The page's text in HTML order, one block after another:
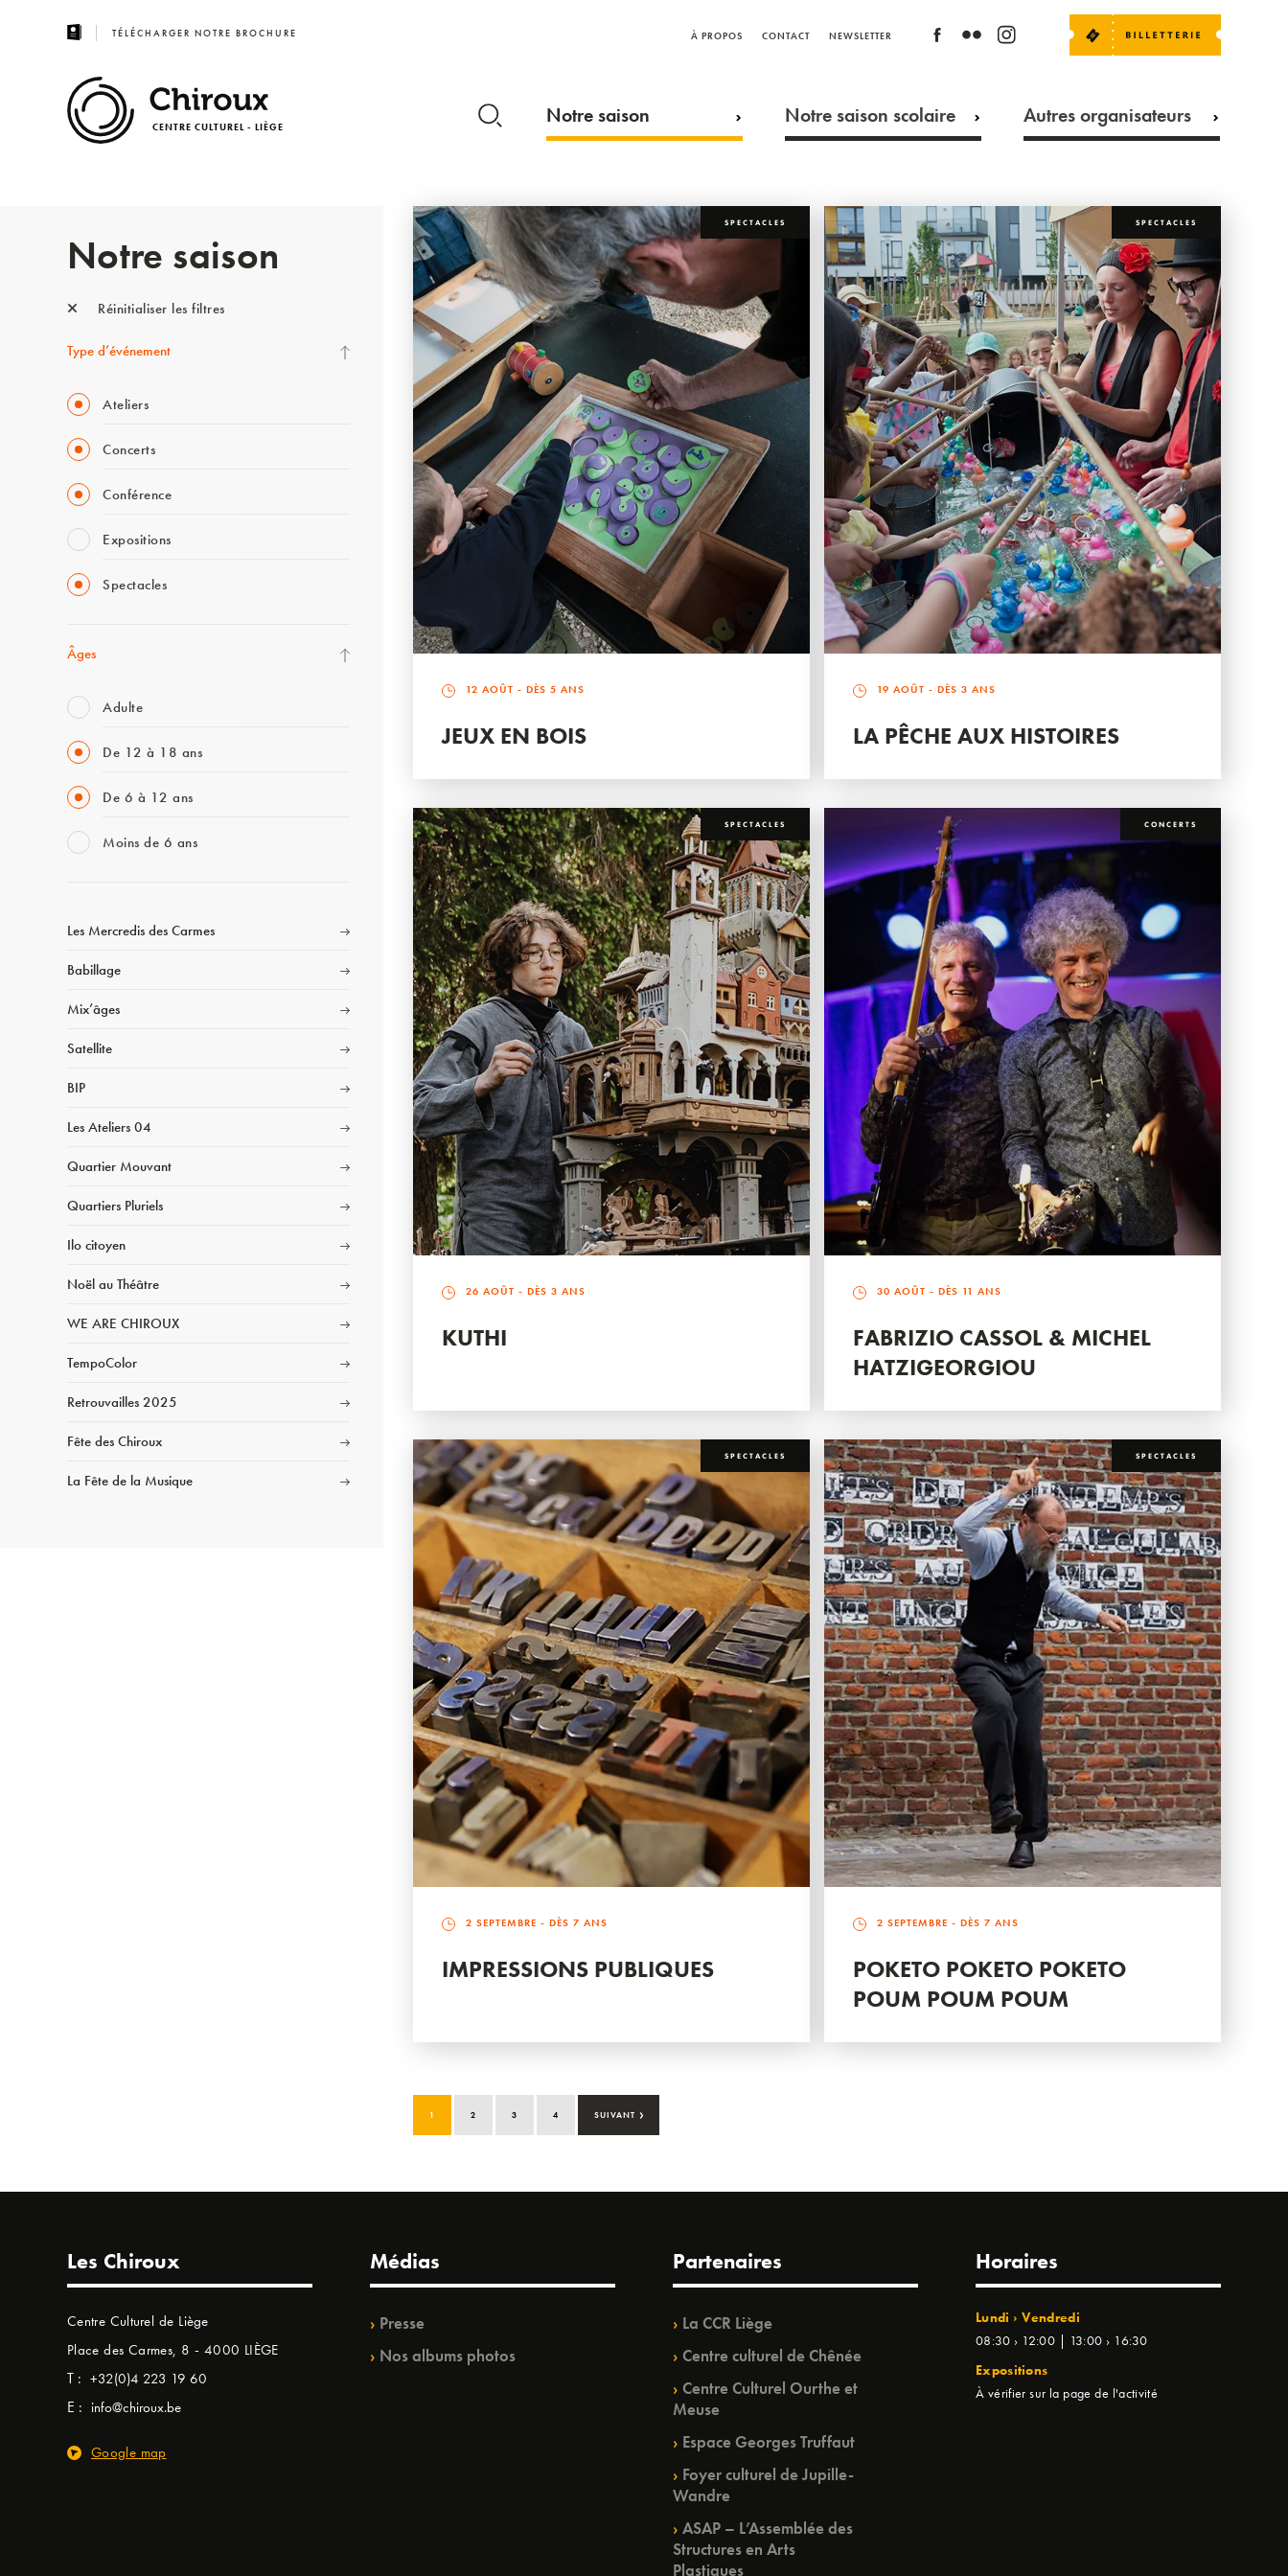
TÉLÉCHARGER NOTRE BROCHURE À PROPOS CONTACT NEWSLETTER
CENTRE CULTUREL - LIÈGE Notre saison Notre saison scolaire Autres organisateurs
Notre saison
Réinitialiser les filtres
Type d’événement
Ateliers
Concerts
Conférence
Expositions
Spectacles
Âges
Adulte
De 12 à 18 ans
De 6 à 12 ans
Moins de 6 ans
Les Mercredis des Carmes
Babillage
Mix’âges
Satellite
BIP
Les Ateliers 04
Quartier Mouvant
Quartiers Pluriels
Ilo citoyen
Noël au Théâtre
WE ARE CHIROUX
TempoColor
Retrouvailles 2025
Fête des Chiroux
La Fête de la Musique
SPECTACLES
12 AOÛT - DÈS 5 ANS
JEUX EN BOIS
SPECTACLES
19 AOÛT - DÈS 3 ANS
LA PÊCHE AUX HISTOIRES
SPECTACLES
26 AOÛT - DÈS 3 ANS
KUTHI
CONCERTS
30 AOÛT - DÈS 11 ANS
FABRIZIO CASSOL & MICHEL
HATZIGEORGIOU
SPECTACLES
2 SEPTEMBRE - DÈS 7 ANS
IMPRESSIONS PUBLIQUES
SPECTACLES
2 SEPTEMBRE - DÈS 7 ANS
POKETO POKETO POKETO
POUM POUM POUM
1 2 3 4 SUIVANT ›
Les Chiroux
Centre Culturel de Liège
Place des Carmes, 8 - 4000 LIÈGE
T : +32(0)4 223 19 60
E : info@chiroux.be
Google map
Médias
Presse
Nos albums photos
Partenaires
La CCR Liège
Centre culturel de Chênée
Centre Culturel Ourthe et
Meuse
Espace Georges Truffaut
Foyer culturel de Jupille-
Wandre
ASAP – L’Assemblée des
Structures en Arts
Plastiques
Horaires
Lundi › Vendredi
08:30 › 12:00 | 13:00 › 16:30
Expositions
À vérifier sur la page de l'activité